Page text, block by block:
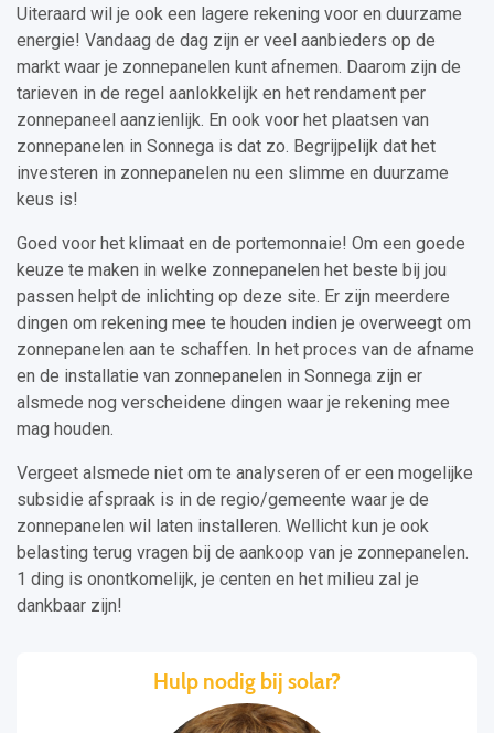
Uiteraard wil je ook een lagere rekening voor en duurzame
energie! Vandaag de dag zijn er veel aanbieders op de
markt waar je zonnepanelen kunt afnemen. Daarom zijn de
tarieven in de regel aanlokkelijk en het rendament per
zonnepaneel aanzienlijk. En ook voor het plaatsen van
zonnepanelen in Sonnega is dat zo. Begrijpelijk dat het
investeren in zonnepanelen nu een slimme en duurzame
keus is!
Goed voor het klimaat en de portemonnaie! Om een goede
keuze te maken in welke zonnepanelen het beste bij jou
passen helpt de inlichting op deze site. Er zijn meerdere
dingen om rekening mee te houden indien je overweegt om
zonnepanelen aan te schaffen. In het proces van de afname
en de installatie van zonnepanelen in Sonnega zijn er
alsmede nog verscheidene dingen waar je rekening mee
mag houden.
Vergeet alsmede niet om te analyseren of er een mogelijke
subsidie afspraak is in de regio/gemeente waar je de
zonnepanelen wil laten installeren. Wellicht kun je ook
belasting terug vragen bij de aankoop van je zonnepanelen.
1 ding is onontkomelijk, je centen en het milieu zal je
dankbaar zijn!
Hulp nodig bij solar?